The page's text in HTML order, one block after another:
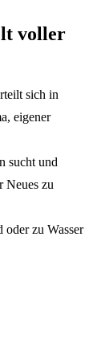
voller
sich in
eigener
sucht und
Neues zu
zu Wasser